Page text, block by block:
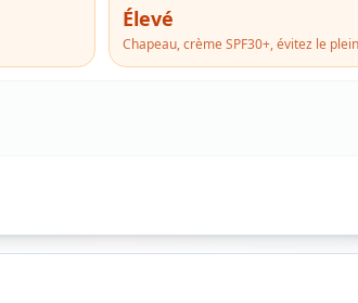
Élevé
Chapeau, crème SPF30+, évitez le